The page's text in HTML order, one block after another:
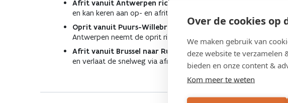
Over de cookies op
We maken gebruik van
deze website te verzamelen
bieden en onze content &
Kom meer te weten
Afrit vanuit Antwerpen richting Breendonk
afgesloten
en kan keren aan op- en afrittencomplex 6 Willebroek-Zuid.
Oprit vanuit Puurs-Willebroek naar Antwerpenafgesloten
Antwerpen neemt de oprit richting Brussel en kan keren aan op-
Afrit vanuit Brussel naar Rupel-Kanaalzoneafgesloten vanaf
en verlaat de snelweg via afrit 9 Boom.